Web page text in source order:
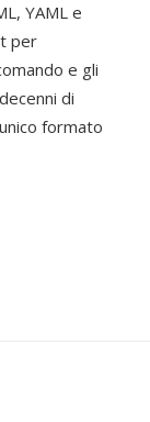
YAML e
per
e gli
di
formato